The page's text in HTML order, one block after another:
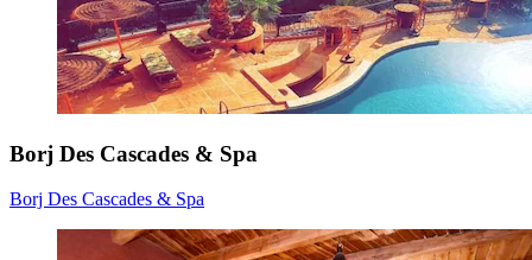
Borj Des Cascades & Spa
Borj Des Cascades & Spa